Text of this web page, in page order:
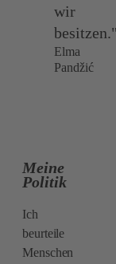
wir
besitzen."
Elma
Pandžić
Meine
Politik
Ich
beurteile
Menschen